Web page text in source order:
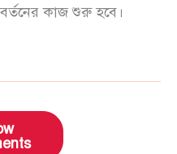
কাজ শুরু হবে।